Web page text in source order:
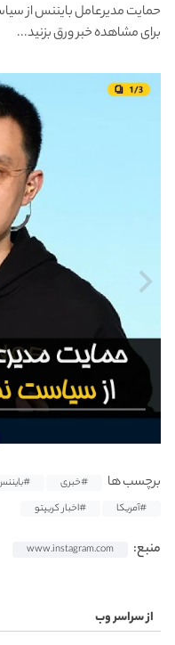
حمایت مدیرعامل بایننس از
برای مشاهده خبر ورق بزنید...
برچسب ها #خبری
#آمریکا
#اخبار کریپتو
منبع: www.instagram.com
از سراسر وب